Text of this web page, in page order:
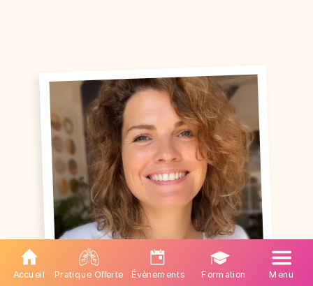
Accueil Évènements
Pratique Offerte Formation Menu